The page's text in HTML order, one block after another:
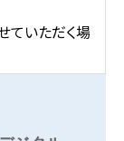
ていただく場